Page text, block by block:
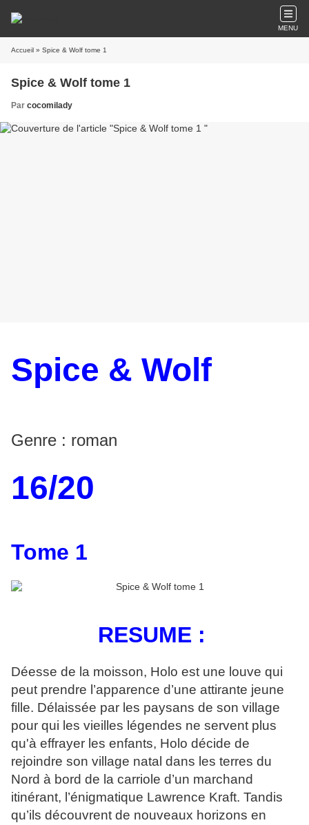
MENU
Accueil » Spice & Wolf tome 1
Spice & Wolf tome 1
Par cocomilady
Spice & Wolf
Genre : roman
16/20
Tome 1
RESUME :
Déesse de la moisson, Holo est une louve qui
peut prendre l’apparence d’une attirante jeune
fille. Délaissée par les paysans de son village
pour qui les vieilles légendes ne servent plus
qu'à effrayer les enfants, Holo décide de
rejoindre son village natal dans les terres du
Nord à bord de la carriole d’un marchand
itinérant, l’énigmatique Lawrence Kraft. Tandis
qu’ils découvrent de nouveaux horizons en